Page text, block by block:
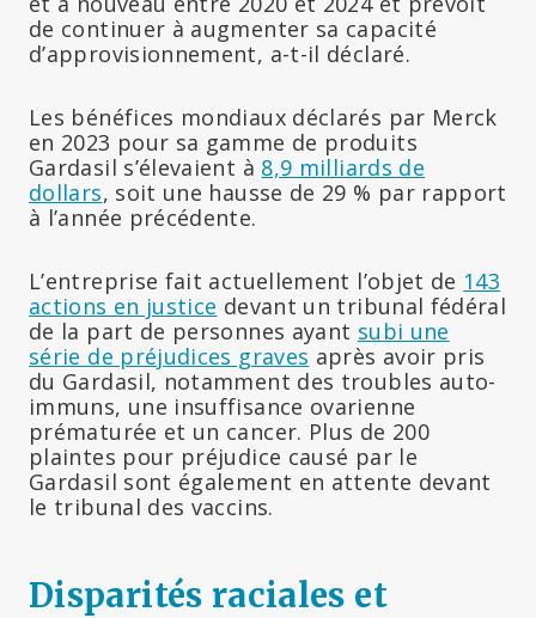
de continuer à augmenter sa capacité
d’approvisionnement, a-t-il déclaré.
Les bénéfices mondiaux déclarés par Merck
en 2023 pour sa gamme de produits
Gardasil s’élevaient à 8,9 milliards de
dollars, soit une hausse de 29 % par rapport
à l’année précédente.
L’entreprise fait actuellement l’objet de 143
actions en justice devant un tribunal fédéral
de la part de personnes ayant subi une
série de préjudices graves après avoir pris
du Gardasil, notamment des troubles auto-
immuns, une insuffisance ovarienne
prématurée et un cancer. Plus de 200
plaintes pour préjudice causé par le
Gardasil sont également en attente devant
le tribunal des vaccins.
Disparités raciales et